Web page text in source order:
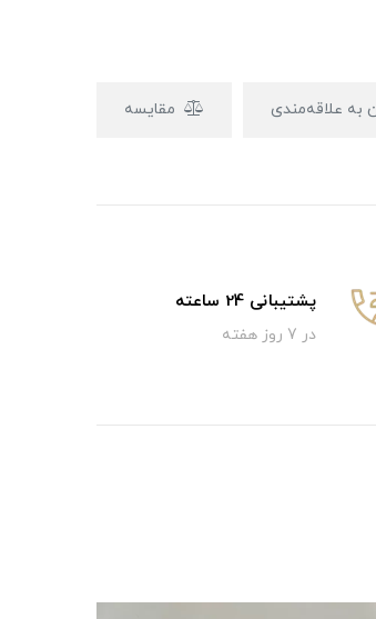
مقایسه
پشتیبانی 24 ساعته
در 7 روز هفته